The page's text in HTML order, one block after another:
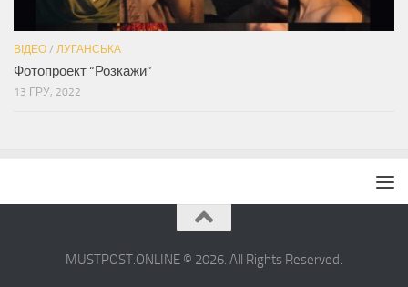
ВІДЕО / ЛУГАНСЬКА
Фотопроект “Розкажи”
13 ГРУ, 2022
MUSTPOST.ONLINE © 2026. All Rights Reserved.